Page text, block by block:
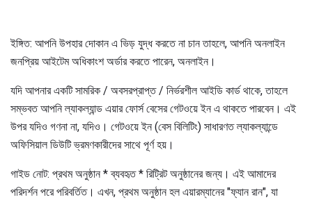
ইঙ্গিত: আপনি উপহার দোকান এ ভিড় যুদ্ধ করতে না চান তাহলে, আপনি অনলাইন
জনপ্রিয় আইটেম অধিকাংশ অর্ডার করতে পারেন, অনলাইন।
যদি আপনার একটি সামরিক / অবসরপ্রাপ্ত / নির্ভরশীল আইডি কার্ড থাকে, তাহলে
সম্ভবত আপনি ল্যাকল্যান্ড এয়ার ফোর্স বেসের গেটওয়ে ইন এ থাকতে পারবেন। এই
উপর যদিও গণনা না, যদিও। গেটওয়ে ইন (বেস বিলিটিং) সাধারণত ল্যাকল্যান্ডে
অফিসিয়াল ডিউটি ​​ভ্রমণকারীদের সাথে পূর্ণ হয়।
গাইড নোট: প্রথম অনুষ্ঠান * ব্যবহৃত * রিট্রিট অনুষ্ঠানের জন্য। এই আমাদের
পরিদর্শন পরে পরিবর্তিত। এখন, প্রথম অনুষ্ঠান হল এয়ারম্যানের "ফ্যান রান", যা